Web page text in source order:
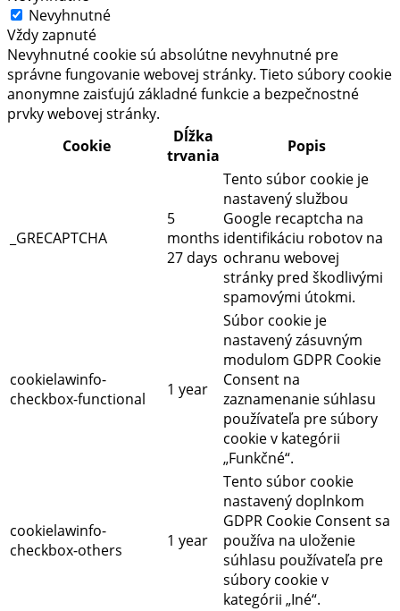
Nevyhnutné
Vždy zapnuté
Nevyhnutné cookie sú absolútne nevyhnutné pre
správne fungovanie webovej stránky. Tieto súbory cookie
anonymne zaisťujú základné funkcie a bezpečnostné
prvky webovej stránky.
Cookie
Dĺžka
trvania
Popis
_GRECAPTCHA
5
months
27 days
Tento súbor cookie je
nastavený službou
Google recaptcha na
identifikáciu robotov na
ochranu webovej
stránky pred škodlivými
spamovými útokmi.
cookielawinfo-
checkbox-functional
1 year
Súbor cookie je
nastavený zásuvným
modulom GDPR Cookie
Consent na
zaznamenanie súhlasu
používateľa pre súbory
cookie v kategórii
„Funkčné“.
cookielawinfo-
checkbox-others
1 year
Tento súbor cookie
nastavený doplnkom
GDPR Cookie Consent sa
používa na uloženie
súhlasu používateľa pre
súbory cookie v
kategórii „Iné“.